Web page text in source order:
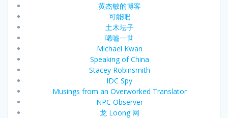
黄杰敏的博客
可能吧
土木坛子
唏嘘一世
Michael Kwan
Speaking of China
Stacey Robinsmith
IDC Spy
Musings from an Overworked Translator
NPC Observer
龙 Loong 网